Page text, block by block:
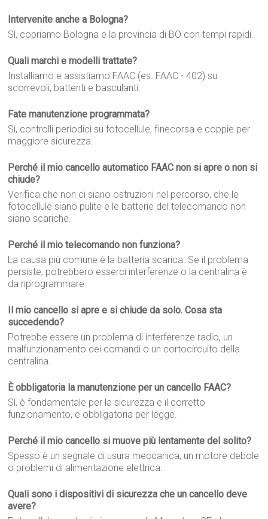
Intervenite anche a Bologna?
Sì, copriamo Bologna e la provincia di BO con tempi rapidi.
Quali marchi e modelli trattate?
Installiamo e assistiamo FAAC (es. FAAC - 402) su
scorrevoli, battenti e basculanti.
Fate manutenzione programmata?
Sì, controlli periodici su fotocellule, finecorsa e coppie per
maggiore sicurezza.
Perché il mio cancello automatico FAAC non si apre o non si
chiude?
Verifica che non ci siano ostruzioni nel percorso, che le
fotocellule siano pulite e le batterie del telecomando non
siano scariche.
Perché il mio telecomando non funziona?
La causa più comune è la batteria scarica. Se il problema
persiste, potrebbero esserci interferenze o la centralina è
da riprogrammare.
Il mio cancello si apre e si chiude da solo. Cosa sta
succedendo?
Potrebbe essere un problema di interferenze radio, un
malfunzionamento dei comandi o un cortocircuito della
centralina.
È obbligatoria la manutenzione per un cancello FAAC?
Sì, è fondamentale per la sicurezza e il corretto
funzionamento, e obbligatoria per legge.
Perché il mio cancello si muove più lentamente del solito?
Spesso è un segnale di usura meccanica, un motore debole
o problemi di alimentazione elettrica.
Quali sono i dispositivi di sicurezza che un cancello deve
avere?